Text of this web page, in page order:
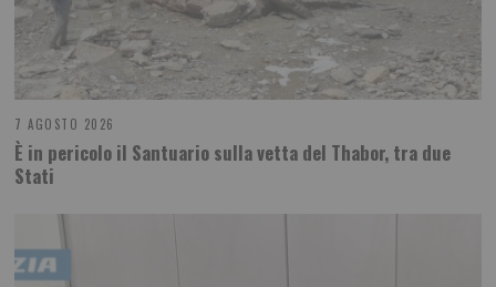
7 AGOSTO 2026
È in pericolo il Santuario sulla vetta del Thabor, tra due
Stati